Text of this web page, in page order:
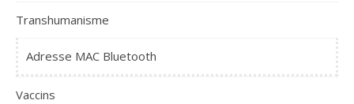
Transhumanisme
Adresse MAC Bluetooth
Vaccins